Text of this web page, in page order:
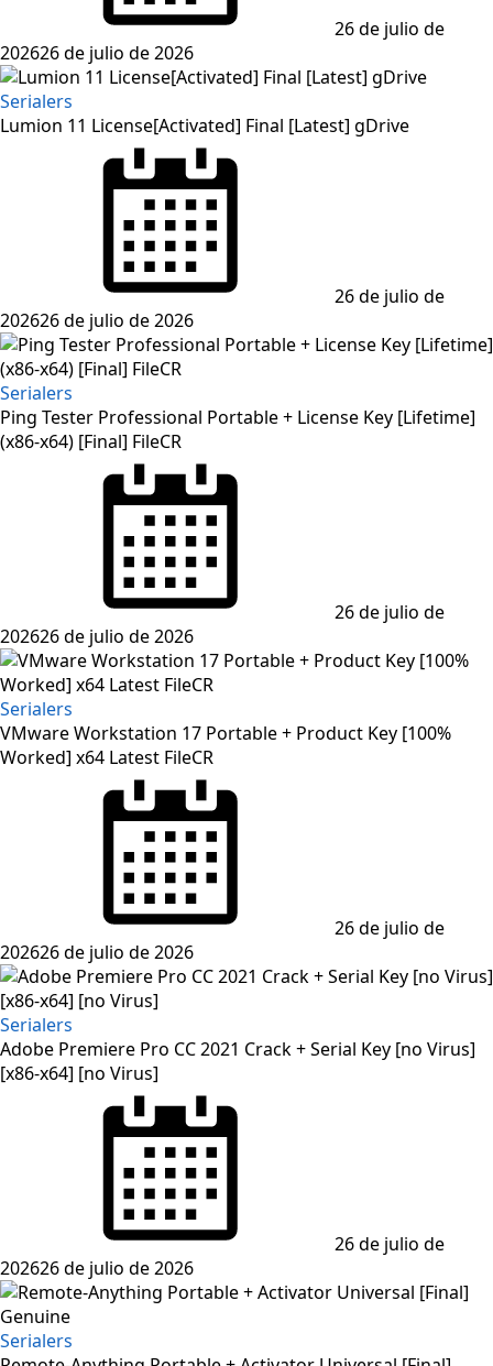
26 de julio de
202626 de julio de 2026
Serialers
Lumion 11 License[Activated] Final [Latest] gDrive
26 de julio de
202626 de julio de 2026
Serialers
Ping Tester Professional Portable + License Key [Lifetime]
(x86-x64) [Final] FileCR
26 de julio de
202626 de julio de 2026
Serialers
VMware Workstation 17 Portable + Product Key [100%
Worked] x64 Latest FileCR
26 de julio de
202626 de julio de 2026
Serialers
Adobe Premiere Pro CC 2021 Crack + Serial Key [no Virus]
[x86-x64] [no Virus]
26 de julio de
202626 de julio de 2026
Serialers